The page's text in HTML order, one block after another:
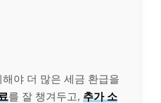
야 더 많은 세금 환급을
를 잘 챙겨두고, 추가 소